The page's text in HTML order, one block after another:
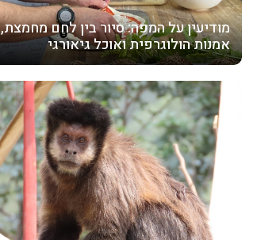
מודיעין על המפה: סיור בין לחם מחמצת,
אמנות הולוגרפית ואוכל גיאורגי